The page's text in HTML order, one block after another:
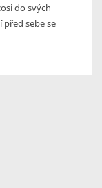
do svých
sebe se